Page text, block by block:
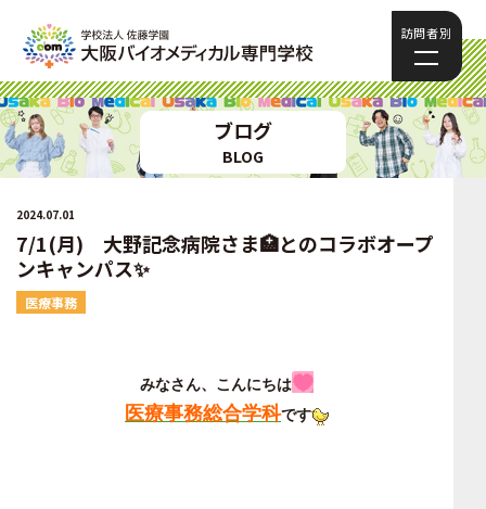
訪問者別
ブログ
BLOG
2024.07.01
7/1(月) 大野記念病院さま🏥とのコラボオープ
ンキャンパス✨
医療事務
みなさん、こんにちは
医療事務総合学科です